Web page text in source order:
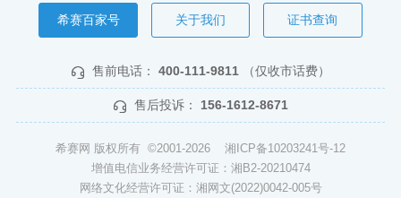
希赛百家号 关于我们 证书查询
售前电话： 400-111-9811 （仅收市话费）
售后投诉： 156-1612-8671
希赛网 版权所有 ©2001-2026 湘ICP备10203241号-12
增值电信业务经营许可证：湘B2-20210474
网络文化经营许可证：湘网文(2022)0042-005号